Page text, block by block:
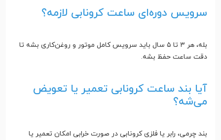
سرویس دوره‌ای ساعت کرونابی لازمه؟
بله، هر ۳ تا ۵ سال باید سرویس کامل موتور و روغن‌کاری بشه تا
دقت ساعت حفظ بشه.
آیا بند ساعت کرونابی تعمیر یا تعویض
می‌شه؟
بند چرمی، رابر یا فلزی کرونابی در صورت خرابی امکان تعمیر یا